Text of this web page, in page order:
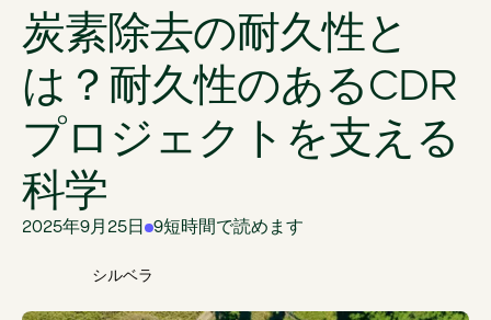
炭素除去の耐久性と
は？耐久性のあるCDR
プロジェクトを支える
科学
2025年9月25日 9短時間で読めます
シルベラ